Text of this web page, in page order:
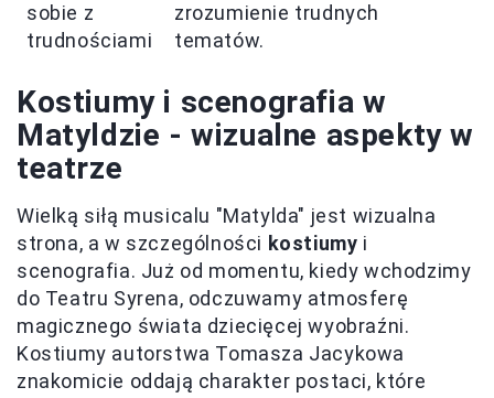
sobie z
trudnościami
zrozumienie trudnych
tematów.
Kostiumy i scenografia w
Matyldzie - wizualne aspekty w
teatrze
Wielką siłą musicalu "Matylda" jest wizualna
strona, a w szczególności kostiumy i
scenografia. Już od momentu, kiedy wchodzimy
do Teatru Syrena, odczuwamy atmosferę
magicznego świata dziecięcej wyobraźni.
Kostiumy autorstwa Tomasza Jacykowa
znakomicie oddają charakter postaci, które